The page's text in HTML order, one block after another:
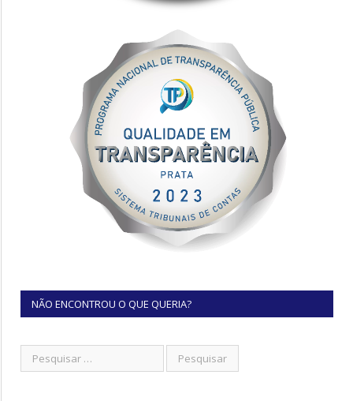
NÃO ENCONTROU O QUE QUERIA?